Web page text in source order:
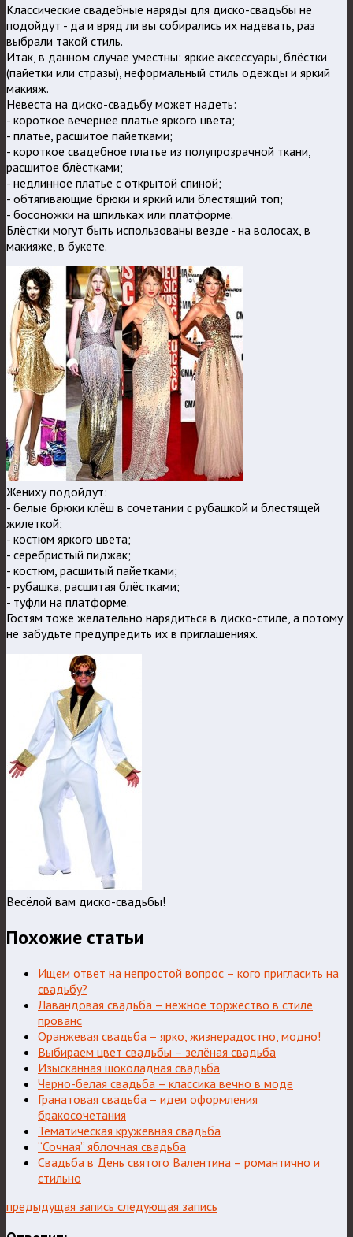
Классические свадебные наряды для диско-свадьбы не
подойдут - да и вряд ли вы собирались их надевать, раз
выбрали такой стиль.
Итак, в данном случае уместны: яркие аксессуары, блёстки
(пайетки или стразы), неформальный стиль одежды и яркий
макияж.
Невеста на диско-свадьбу может надеть:
- короткое вечернее платье яркого цвета;
- платье, расшитое пайетками;
- короткое свадебное платье из полупрозрачной ткани,
расшитое блёстками;
- недлинное платье с открытой спиной;
- обтягивающие брюки и яркий или блестящий топ;
- босоножки на шпильках или платформе.
Блёстки могут быть использованы везде - на волосах, в
макияже, в букете.
Жениху подойдут:
- белые брюки клёш в сочетании с рубашкой и блестящей
жилеткой;
- костюм яркого цвета;
- серебристый пиджак;
- костюм, расшитый пайетками;
- рубашка, расшитая блёстками;
- туфли на платформе.
Гостям тоже желательно нарядиться в диско-стиле, а потому
не забудьте предупредить их в приглашениях.
Весёлой вам диско-свадьбы!
Похожие статьи
Ищем ответ на непростой вопрос – кого пригласить на
свадьбу?
Лавандовая свадьба – нежное торжество в стиле
прованс
Оранжевая свадьба – ярко, жизнерадостно, модно!
Выбираем цвет свадьбы – зелёная свадьба
Изысканная шоколадная свадьба
Черно-белая свадьба – классика вечно в моде
Гранатовая свадьба – идеи оформления
бракосочетания
Тематическая кружевная свадьба
“Сочная” яблочная свадьба
Свадьба в День святого Валентина – романтично и
стильно
предыдущая запись следующая запись